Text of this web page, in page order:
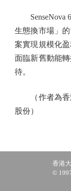
SenseNova
生態換市場」
案實現規模化
面臨新舊動能
待。
（作者為香
股份）
香港
©